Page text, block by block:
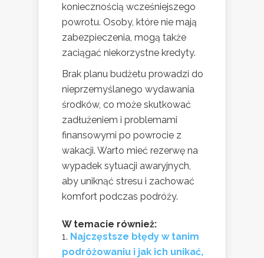
koniecznością wcześniejszego
powrotu. Osoby, które nie mają
zabezpieczenia, mogą także
zaciągać niekorzystne kredyty.
Brak planu budżetu prowadzi do
nieprzemyślanego wydawania
środków, co może skutkować
zadłużeniem i problemami
finansowymi po powrocie z
wakacji. Warto mieć rezerwę na
wypadek sytuacji awaryjnych,
aby uniknąć stresu i zachować
komfort podczas podróży.
W temacie również:
Najczęstsze błędy w tanim
podróżowaniu i jak ich unikać,